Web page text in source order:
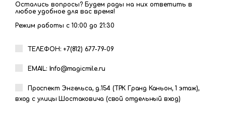
Остались вопросы? Будем рады на них ответить в
любое удобное для вас время!
Режим работы с 10:00 до 21:30
ТЕЛЕФОН: +7(812) 677-79-09
EMAIL: Info@magicmile.ru
Проспект Энгельса, д.154 (ТРК Гранд Каньон, 1 этаж),
вход с улицы Шостаковича (свой отдельный вход)